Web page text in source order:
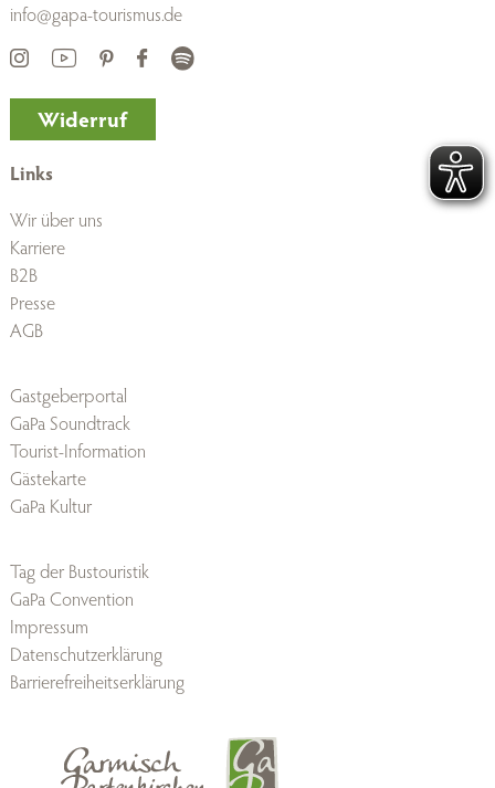
info@gapa-tourismus.de
Widerruf
Links
Wir über uns
Karriere
B2B
Presse
AGB
Gastgeberportal
GaPa Soundtrack
Tourist-Information
Gästekarte
GaPa Kultur
Tag der Bustouristik
GaPa Convention
Impressum
Datenschutzerklärung
Barrierefreiheitserklärung